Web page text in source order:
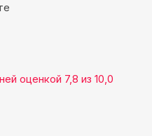
оценкой 7,8 из 10,0